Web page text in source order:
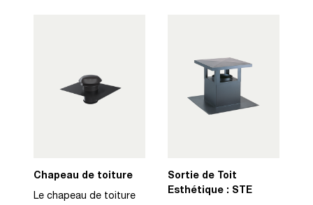
Chapeau de toiture
Le chapeau de toiture
Sortie de Toit
Esthétique : STE